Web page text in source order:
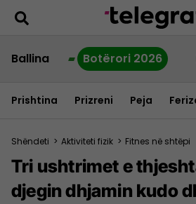
Ballina Botërori 2026
Prishtina Prizreni Peja
Shëndeti > Aktiviteti fizik > Fitnes në shtëpi
Tri ushtrimet e
djegin dhjamin kudo